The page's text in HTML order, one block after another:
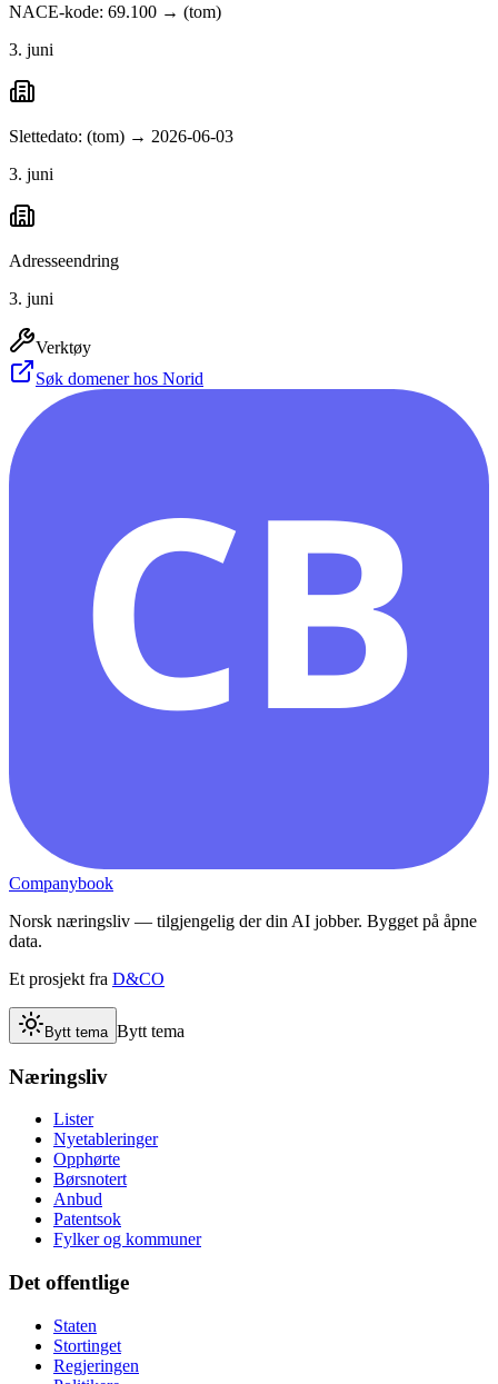
NACE-kode: 69.100 → (tom)
3. juni
Slettedato: (tom) → 2026-06-03
3. juni
Adresseendring
3. juni
Verktøy
Søk domener hos Norid
CB
Companybook
Norsk næringsliv — tilgjengelig der din AI jobber. Bygget på åpne
data.
Et prosjekt fra D&CO
Bytt tema Bytt tema
Næringsliv
Lister
Nyetableringer
Opphørte
Børsnotert
Anbud
Patentsok
Fylker og kommuner
Det offentlige
Staten
Stortinget
Regjeringen